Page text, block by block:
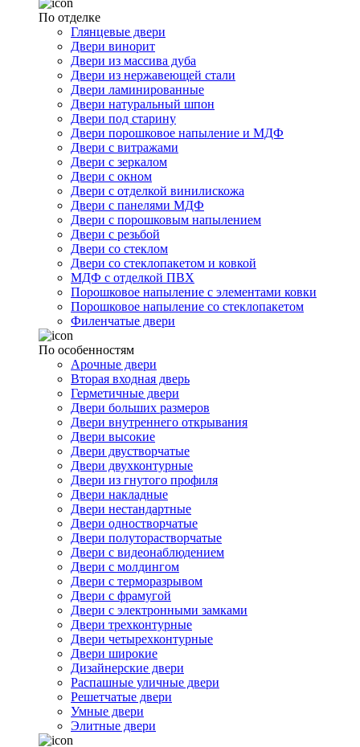
По отделке
Глянцевые двери
Двери винорит
Двери из массива дуба
Двери из нержавеющей стали
Двери ламинированные
Двери натуральный шпон
Двери под старину
Двери порошковое напыление и МДФ
Двери с витражами
Двери с зеркалом
Двери с окном
Двери с отделкой винилискожа
Двери с панелями МДФ
Двери с порошковым напылением
Двери с резьбой
Двери со стеклом
Двери со стеклопакетом и ковкой
МДФ с отделкой ПВХ
Порошковое напыление с элементами ковки
Порошковое напыление со стеклопакетом
Филенчатые двери
По особенностям
Арочные двери
Вторая входная дверь
Герметичные двери
Двери больших размеров
Двери внутреннего открывания
Двери высокие
Двери двустворчатые
Двери двухконтурные
Двери из гнутого профиля
Двери накладные
Двери нестандартные
Двери одностворчатые
Двери полуторастворчатые
Двери с видеонаблюдением
Двери с молдингом
Двери с терморазрывом
Двери с фрамугой
Двери с электронными замками
Двери трехконтурные
Двери четырехконтурные
Двери широкие
Дизайнерские двери
Распашные уличные двери
Решетчатые двери
Умные двери
Элитные двери